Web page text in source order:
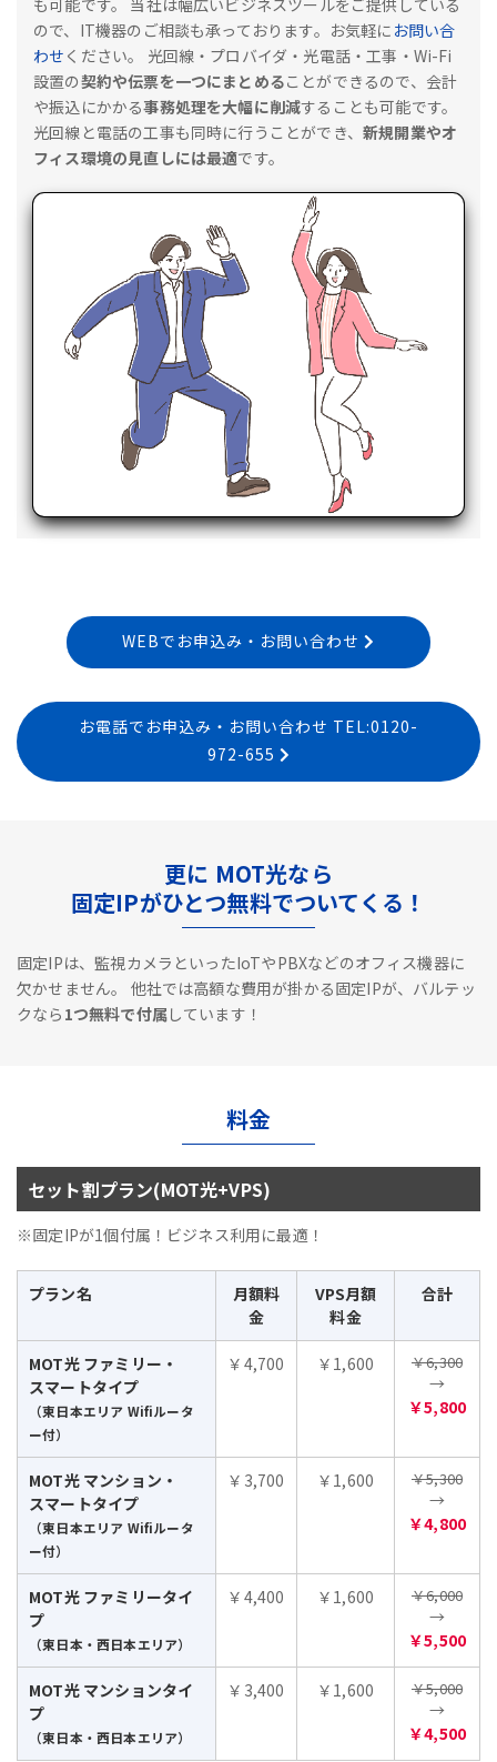
ので、IT機器のご相談も承っております。お気軽に お問い合
わせ ください。
光回線・プロバイダ・光電話・工事・Wi-Fi
設置の契約や伝票を一つにまとめることができるので、会計
や振込にかかる事務処理を大幅に削減することも可能です。
光回線と電話の工事も同時に行うことができ、 新規開業やオ
フィス環境の見直しには最適です。
WEBでお申込み・お問い合わせ
お電話でお申込み・お問い合わせ TEL:0120-
972-655
更に MOT光なら
固定IPがひとつ無料でついてくる！
固定IPは、監視カメラといったIoTやPBXなどのオフィス機器に
欠かせません。
他社では高額な費用が掛かる固定IPが、バルテッ
クなら 1つ無料で付属しています！
料金
セット割プラン(MOT光+VPS)
※固定IPが1個付属！ビジネス利用に最適！
プラン名
月額料
金
VPS月額
料金
合計
MOT光 ファミリー・
スマートタイプ
（東日本エリア Wifiルータ
ー付）
￥4,700 ￥1,600 ￥6,300
→
￥5,800
MOT光 マンション・
スマートタイプ
（東日本エリア Wifiルータ
ー付）
￥3,700 ￥1,600 ￥5,300
→
￥4,800
MOT光 ファミリータイ
プ
（東日本・西日本エリア）
￥4,400 ￥1,600 ￥6,000
→
￥5,500
MOT光 マンションタイ
プ
（東日本・西日本エリア）
￥3,400 ￥1,600 ￥5,000
→
￥4,500